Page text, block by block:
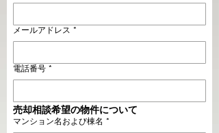
メールアドレス *
電話番号 *
売却相談希望の物件について
マンション名および棟名 *